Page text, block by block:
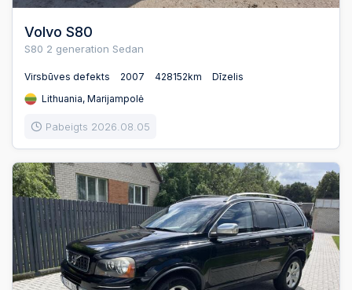
Volvo S80
S80 2 generation Sedan
Virsbūves defekts 2007 428152km
Dīzelis
Lithuania, Marijampolė
Pabeigts 2026.08.05